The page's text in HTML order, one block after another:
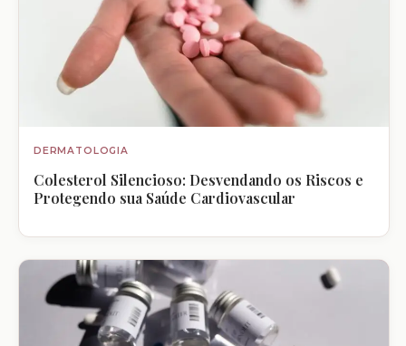
DERMATOLOGIA
Colesterol Silencioso: Desvendando os Riscos e
Protegendo sua Saúde Cardiovascular